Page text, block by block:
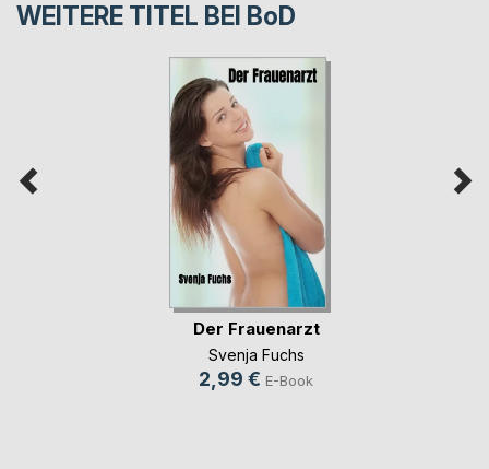
WEITERE TITEL BEI BoD
Der Frauenarzt
Svenja Fuchs
2,99 € E-Book